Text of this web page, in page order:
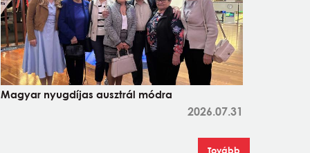
Magyar nyugdíjas ausztrál módra
2026.07.31
Tovább